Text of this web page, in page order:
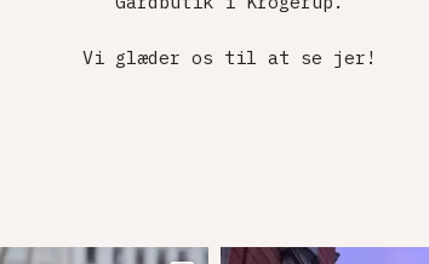
Vi glæder os til at se jer!